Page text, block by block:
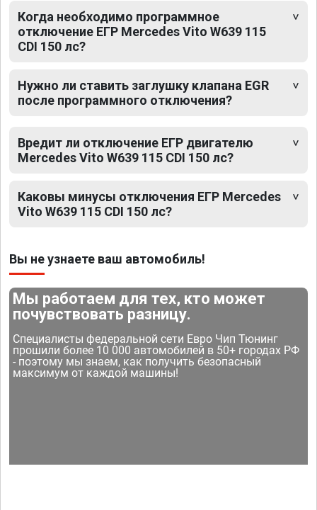
Когда необходимо программное
отключение ЕГР Mercedes Vito W639 115
CDI 150 лс?
Нужно ли ставить заглушку клапана EGR
после программного отключения?
Вредит ли отключение ЕГР двигателю
Mercedes Vito W639 115 CDI 150 лс?
Каковы минусы отключения ЕГР Mercedes
Vito W639 115 CDI 150 лс?
Вы не узнаете ваш автомобиль!
Мы работаем для тех, кто может
почувствовать разницу.
Специалисты федеральной сети Евро Чип Тюнинг
прошили более 10 000 автомобилей в 50+ городах РФ
- поэтому мы знаем, как получить безопасный
максимум от каждой машины!